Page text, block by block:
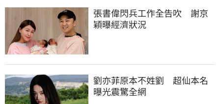
張書偉閃兵工作全告吹　謝京
穎曝經濟狀況
劉亦菲原本不姓劉　超仙本名
曝光震驚全網